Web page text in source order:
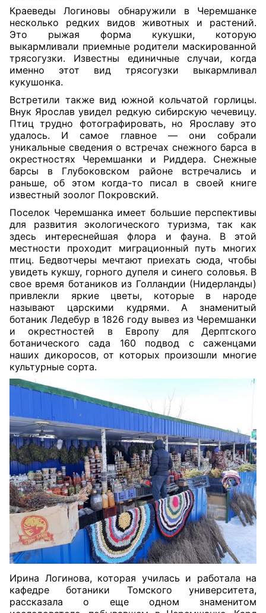
Краеведы Логиновы обнаружили в Черемшанке
несколько редких видов животных и растений.
Это рыжая форма кукушки, которую
выкармливали приемные родители маскированной
трясогузки. Известны единичные случаи, когда
именно этот вид трясогузки выкармливал
кукушонка.
Встретили также вид южной кольчатой горлицы.
Внук Ярослав увидел редкую сибирскую чечевицу.
Птиц трудно фотографировать, но Ярославу это
удалось. И самое главное — они собрали
уникальные сведения о встречах снежного барса в
окрестностях Черемшанки и Риддера. Снежные
барсы в Глубоковском районе встречались и
раньше, об этом когда-то писал в своей книге
известный зоолог Покровский.
Поселок Черемшанка имеет большие перспективы
для развития экологического туризма, так как
здесь интереснейшая флора и фауна. В этой
местности проходит миграционный путь многих
птиц. Бедвотчеры мечтают приехать сюда, чтобы
увидеть кукшу, горного дупеля и синего соловья. В
свое время ботаников из Голландии (Нидерланды)
привлекли яркие цветы, которые в народе
называют царскими кудрями. А знаменитый
ботаник Ледебур в 1826 году вывез из Черемшанки
и окрестностей в Европу для Дерптского
ботанического сада 160 подвод с саженцами
наших дикоросов, от которых произошли многие
культурные сорта.
Ирина Логинова, которая училась и работала на
кафедре ботаники Томского университета,
рассказала о еще одном знаменитом